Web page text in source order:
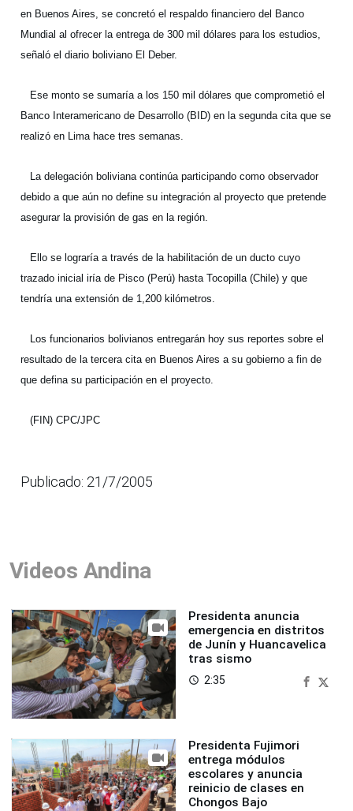
en Buenos Aires, se concretó el respaldo financiero del Banco
Mundial al ofrecer la entrega de 300 mil dólares para los estudios,
señaló el diario boliviano El Deber.
Ese monto se sumaría a los 150 mil dólares que comprometió el
Banco Interamericano de Desarrollo (BID) en la segunda cita que se
realizó en Lima hace tres semanas.
La delegación boliviana continúa participando como observador
debido a que aún no define su integración al proyecto que pretende
asegurar la provisión de gas en la región.
Ello se lograría a través de la habilitación de un ducto cuyo
trazado inicial iría de Pisco (Perú) hasta Tocopilla (Chile) y que
tendría una extensión de 1,200 kilómetros.
Los funcionarios bolivianos entregarán hoy sus reportes sobre el
resultado de la tercera cita en Buenos Aires a su gobierno a fin de
que defina su participación en el proyecto.
(FIN) CPC/JPC
Publicado: 21/7/2005
Videos Andina
Presidenta anuncia
emergencia en distritos
de Junín y Huancavelica
tras sismo
access_time 2:35
Presidenta Fujimori
entrega módulos
escolares y anuncia
reinicio de clases en
Chongos Bajo